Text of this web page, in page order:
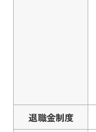
退職金制度